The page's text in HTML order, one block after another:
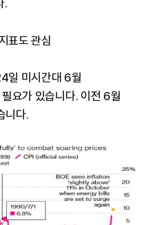
.
표도 관심
일 미시간대 6월
요가 있습니다. 이전 6월
니다.